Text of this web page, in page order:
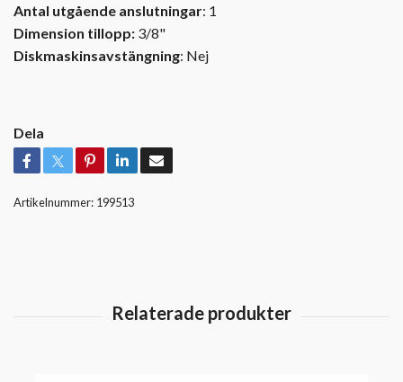
Antal utgående anslutningar: 1
Dimension tillopp: 3/8"
Diskmaskinsavstängning: Nej
Dela
Artikelnummer: 199513